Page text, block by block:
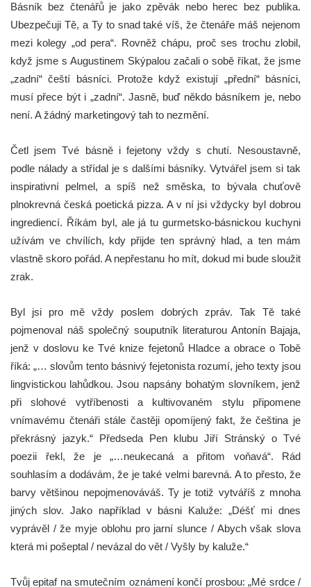
Básník bez čtenářů je jako zpěvák nebo herec bez publika.
Ubezpečuji Tě, a Ty to snad také víš, že čtenáře máš nejenom
mezi kolegy „od pera“. Rovněž chápu, proč ses trochu zlobil,
když jsme s Augustinem Skýpalou začali o sobě říkat, že jsme
„zadní“ čeští básníci. Protože když existují „přední“ básníci,
musí přece být i „zadní“. Jasně, buď někdo básníkem je, nebo
není. A žádný marketingový tah to nezmění.
Četl jsem Tvé básně i fejetony vždy s chutí. Nesoustavně,
podle nálady a střídal je s dalšími básníky. Vytvářel jsem si tak
inspirativní pelmel, a spíš než směska, to bývala chuťově
plnokrevná česká poetická pizza. A v ní jsi vždycky byl dobrou
ingrediencí. Říkám byl, ale já tu gurmetsko-básnickou kuchyni
užívám ve chvílích, kdy přijde ten správný hlad, a ten mám
vlastně skoro pořád. A nepřestanu ho mít, dokud mi bude sloužit
zrak.
Byl jsi pro mě vždy poslem dobrých zpráv. Tak Tě také
pojmenoval náš společný souputník literaturou Antonín Bajaja,
jenž v doslovu ke Tvé knize fejetonů Hladce a obrace o Tobě
říká: „… slovům tento básnivý fejetonista rozumí, jeho texty jsou
lingvistickou lahůdkou. Jsou napsány bohatým slovníkem, jenž
při slohové vytříbenosti a kultivovaném stylu připomene
vnímavému čtenáři stále častěji opomíjený fakt, že čeština je
překrásný jazyk.“ Předseda Pen klubu Jiří Stránský o Tvé
poezii řekl, že je „…neukecaná a přitom voňavá“. Rád
souhlasím a dodávám, že je také velmi barevná. A to přesto, že
barvy většinou nepojmenováváš. Ty je totiž vytváříš z mnoha
jiných slov. Jako například v básni Kaluže: „Déšť mi dnes
vyprávěl / že myje oblohu pro jarní slunce / Abych však slova
která mi pošeptal / nevázal do vět / Vyšly by kaluže.“
Tvůj epitaf na smutečním oznámení končí prosbou: „Mé srdce /